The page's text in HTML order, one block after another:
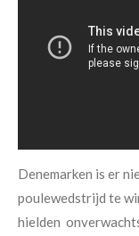
Denemarken is er
poulewedstrijd te
hielden